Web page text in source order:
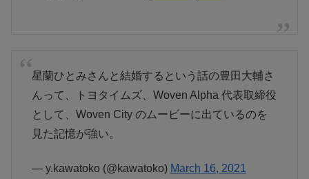
星蘭ひとみさんと結婚するという話の豊田大輔さ
んって、トヨタイムズ、Woven Alpha 代表取締役
として、Woven City のムービーに出ているのを
見た記憶が強い。
— y.kawatoko (@kawatoko) March 16, 2021